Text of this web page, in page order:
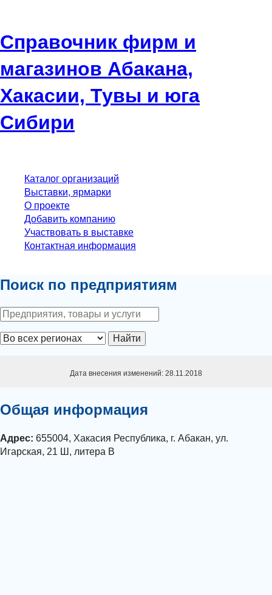
Справочник фирм и
магазинов Абакана,
Хакасии, Тувы и юга
Сибири
Каталог организаций
Выставки, ярмарки
О проекте
Добавить компанию
Участвовать в выставке
Контактная информация
Поиск по предприятиям
Найти
Дата внесения изменений: 28.11.2018
Общая информация
Адрес: 655004, Хакасия Республика, г. Абакан, ул.
Игарская, 21 Ш, литера В